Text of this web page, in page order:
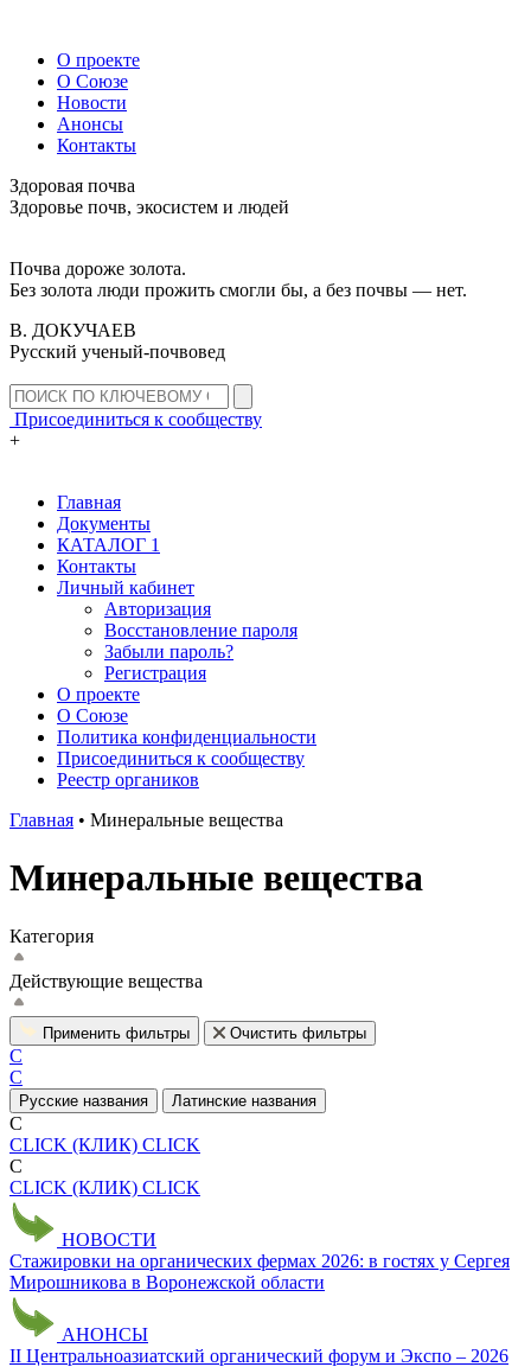
О проекте
О Союзе
Новости
Анонсы
Контакты
Здоровая почва
Здоровье почв, экосистем и людей
Почва дороже золота.
Без золота люди прожить смогли бы, а без почвы — нет.
В. ДОКУЧАЕВ
Русский ученый-почвовед
Присоединиться к сообществу
+
Главная
Документы
КАТАЛОГ 1
Контакты
Личный кабинет
Авторизация
Восстановление пароля
Забыли пароль?
Регистрация
О проекте
О Союзе
Политика конфиденциальности
Присоединиться к сообществу
Реестр органиков
Главная • Минеральные вещества
Минеральные вещества
Категория
Действующие вещества
Применить фильтры Очистить фильтры
C
C
Русские названия Латинские названия
C
CLICK (КЛИК) CLICK
C
CLICK (КЛИК) CLICK
НОВОСТИ
Стажировки на органических фермах 2026: в гостях у Сергея
Мирошникова в Воронежской области
АНОНСЫ
II Центральноазиатский органический форум и Экспо – 2026